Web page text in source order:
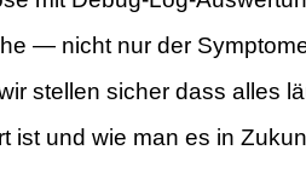
— nicht nur der
stellen sicher dass alles
ist und wie man es in